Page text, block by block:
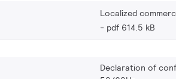
Localized
pdf 614.5 kB
Declaration of